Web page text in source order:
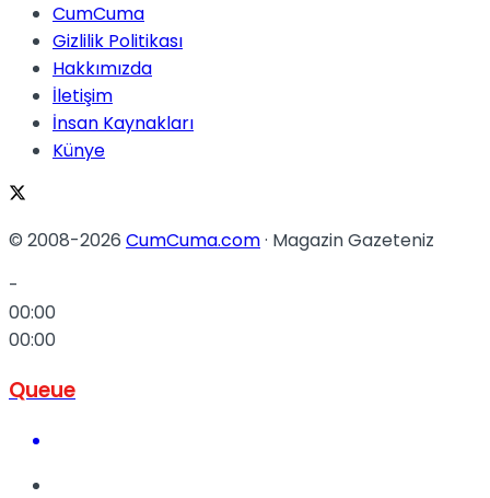
CumCuma
Gizlilik Politikası
Hakkımızda
İletişim
İnsan Kaynakları
Künye
© 2008-2026 CumCuma.com· Magazin Gazeteniz
-
00:00
00:00
Queue